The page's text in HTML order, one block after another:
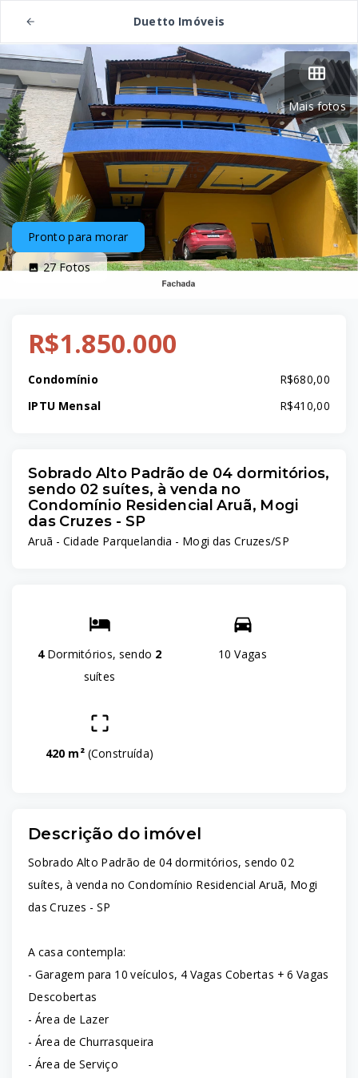
Duetto Imóveis
Mais fotos
Pronto para morar
27Fotos
R$1.850.000
Condomínio
R$680,00
IPTU Mensal
R$410,00
Sobrado Alto Padrão de 04 dormitórios,
sendo 02 suítes, à venda no
Condomínio Residencial Aruã, Mogi
das Cruzes - SP
Aruã - Cidade Parquelandia - Mogi das Cruzes/SP
4Dormitórios, sendo 2
suítes
10 Vagas
420 m² (Construída)
Descrição do imóvel
Sobrado Alto Padrão de 04 dormitórios, sendo 02
suítes, à venda no Condomínio Residencial Aruã, Mogi
das Cruzes - SP
A casa contempla:
- Garagem para 10 veículos, 4 Vagas Cobertas + 6 Vagas
Descobertas
- Área de Lazer
- Área de Churrasqueira
- Área de Serviço